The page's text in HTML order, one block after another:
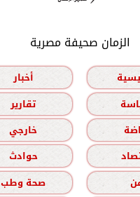
الزمان صحيفة مصرية
أخبار
تقارير
خارجي
حوادث
صحة وطب